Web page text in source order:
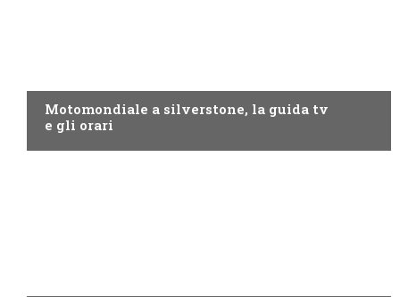
Motomondiale a silverstone, la guida tv
e gli orari